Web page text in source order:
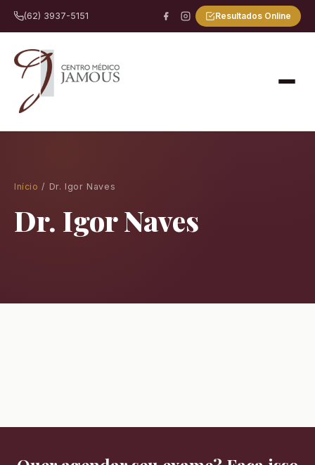
(62) 3937-5151 Resultados Online
Início / Dr. Igor Naves
Dr. Igor Naves